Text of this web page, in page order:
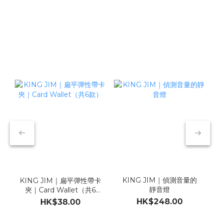
KING JIM｜扁平彈性帶卡
夾｜Card Wallet（共6
款）
HK$38.00
KING JIM｜偵測音量的
靜音燈
HK$248.00